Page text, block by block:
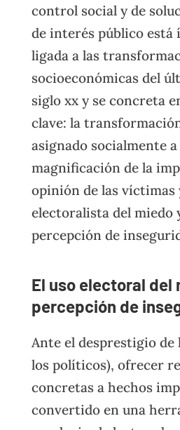
control social y de
de interés público
ligada a las
socioeconómicas del
siglo xx y se concreta
clave: la
asignado socialmente
magnificación de la
opinión de las víctimas
electoralista del miedo
percepción de
El uso electoral del
percepción de
Ante el desprestigio de
los políticos), ofrecer
concretas a hechos
convertido en una